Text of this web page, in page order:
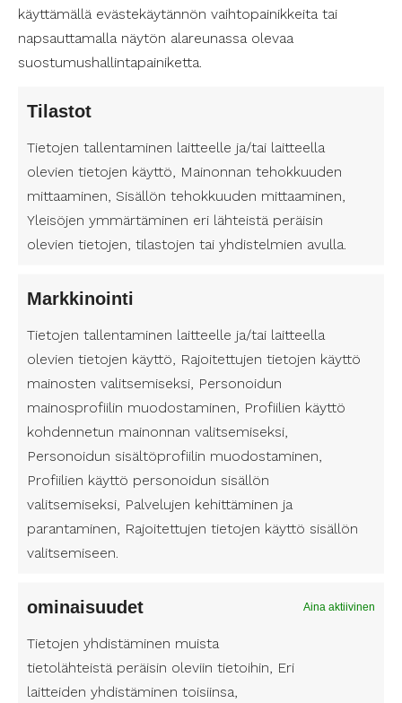
käyttämällä evästekäytännön vaihtopainikkeita tai
napsauttamalla näytön alareunassa olevaa
suostumushallintapainiketta.
Tilastot
Tietojen tallentaminen laitteelle ja/tai laitteella
olevien tietojen käyttö, Mainonnan tehokkuuden
mittaaminen, Sisällön tehokkuuden mittaaminen,
Yleisöjen ymmärtäminen eri lähteistä peräisin
olevien tietojen, tilastojen tai yhdistelmien avulla.
Markkinointi
Tietojen tallentaminen laitteelle ja/tai laitteella
olevien tietojen käyttö, Rajoitettujen tietojen käyttö
mainosten valitsemiseksi, Personoidun
mainosprofiilin muodostaminen, Profiilien käyttö
kohdennetun mainonnan valitsemiseksi,
Personoidun sisältöprofiilin muodostaminen,
Profiilien käyttö personoidun sisällön
valitsemiseksi, Palvelujen kehittäminen ja
parantaminen, Rajoitettujen tietojen käyttö sisällön
valitsemiseen.
ominaisuudet Aina aktiivinen
Tietojen yhdistäminen muista
tietolähteistä peräisin oleviin tietoihin, Eri
laitteiden yhdistäminen toisiinsa,
Paljon vapaita avustajia!
Henkilökohtainen avustaja
helposti!
Soita:050 434 4456
Työllistämme jo yli 3 000 avustajaa
ympäri Suomea. Valitse itsellesi
luotettava henkilökohtainen avustaja
– palvelun yksityiskohdat määräät
itse!
Tahdotko avustajan?
Täytä yhteystietosi – olemme
sinuun yhteydessä!
i
(
P
t
u
n
S
u
P